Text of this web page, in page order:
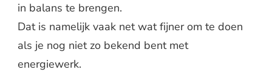
in balans te brengen.
Dat is namelijk vaak net wat fijner om te doen
als je nog niet zo bekend bent met
energiewerk.